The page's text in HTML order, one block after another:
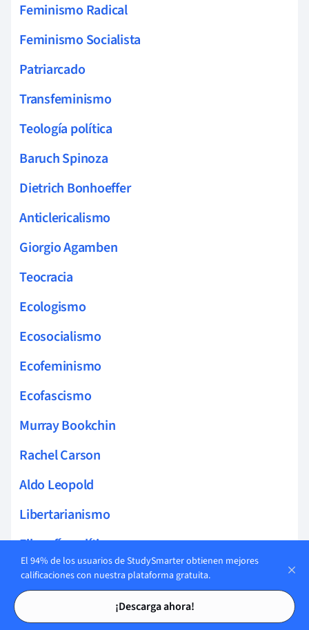
Tarjetas de estudio
Tarjetas de estudio
Feminismo Radical
Feminismo Socialista
Patriarcado
Transfeminismo
Teología política
Baruch Spinoza
Dietrich Bonhoeffer
Anticlericalismo
Giorgio Agamben
Teocracia
Ecologismo
Ecosocialismo
Ecofeminismo
Ecofascismo
Murray Bookchin
Rachel Carson
Aldo Leopold
Libertarianismo
Filosofía política
Constitucionalismo
El 94% de los usuarios de StudySmarter obtienen mejores
calificaciones con nuestra plataforma gratuita.
¡Descarga ahora!